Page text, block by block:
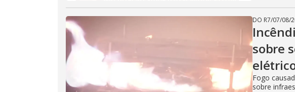
DO R7/07/08/
sobre
Fogo
sobre